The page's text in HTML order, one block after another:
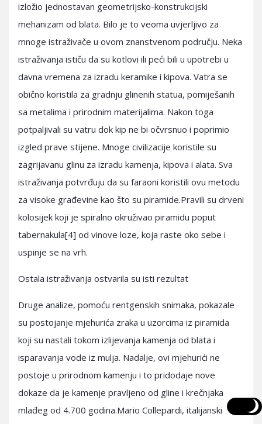
izložio jednostavan geometrijsko-konstrukcijski
mehanizam od blata. Bilo je to veoma uvjerljivo za
mnoge istraživače u ovom znanstvenom području. Neka
istraživanja ističu da su kotlovi ili peći bili u upotrebi u
davna vremena za izradu keramike i kipova. Vatra se
obično koristila za gradnju glinenih statua, pomiješanih
sa metalima i prirodnim materijalima. Nakon toga
potpaljivali su vatru dok kip ne bi očvrsnuo i poprimio
izgled prave stijene. Mnoge civilizacije koristile su
zagrijavanu glinu za izradu kamenja, kipova i alata. Sva
istraživanja potvrđuju da su faraoni koristili ovu metodu
za visoke građevine kao što su piramide.Pravili su drveni
kolosijek koji je spiralno okruživao piramidu poput
tabernakula[4] od vinove loze, koja raste oko sebe i
uspinje se na vrh.
Ostala istraživanja ostvarila su isti rezultat
Druge analize, pomoću rentgenskih snimaka, pokazale
su postojanje mjehurića zraka u uzorcima iz piramida
koji su nastali tokom izlijevanja kamenja od blata i
isparavanja vode iz mulja. Nadalje, ovi mjehurići ne
postoje u prirodnom kamenju i to pridodaje nove
dokaze da je kamenje pravljeno od gline i krečnjaka
mlađeg od 4.700 godina.Mario Collepardi, italijanski